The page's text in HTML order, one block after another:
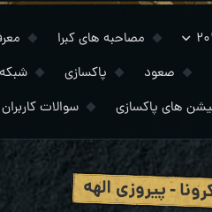
مصاحبه های کبرا
صعود پاکسازی
های پاکسازی سوالات کاربران
- پیروزی الهه